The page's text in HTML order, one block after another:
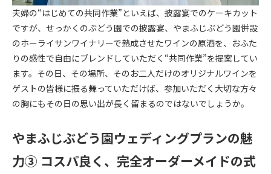
夫婦の“はじめての共同作業”といえば、披露宴でのケーキカット
ですが、せっかくのぶどう園での披露宴、やまふじぶどう園併設
のホーライサンワイナリーで熟成させたワインの原酒を、おふた
りの感性で自由にブレンドしていただく“共同作業”を提案してい
ます。その日、その場所、そのお二人だけのオリジナルワインを
ゲストの皆様に振る舞っていただけば、参加いただく大切な方々
の胸にもその日の思い出が長く留まるのではないでしょうか。
やまふじぶどう園ウェディングプランの魅
力③ コスパ良く、完全オーダーメイドの式